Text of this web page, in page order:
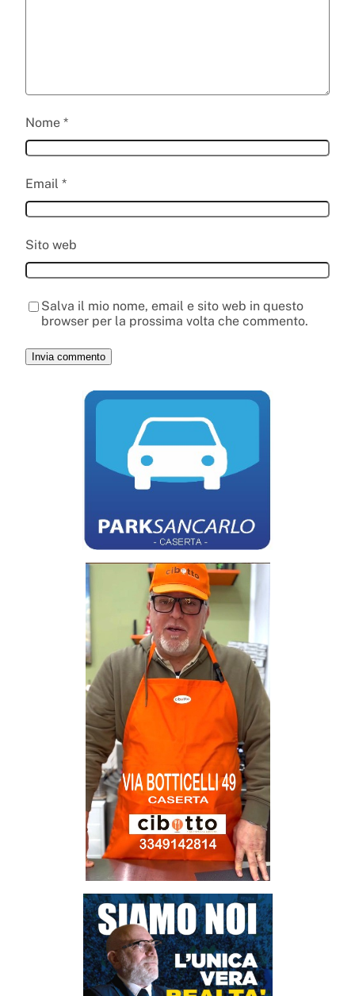
Nome *
Email *
Sito web
Salva il mio nome, email e sito web in questo
browser per la prossima volta che commento.